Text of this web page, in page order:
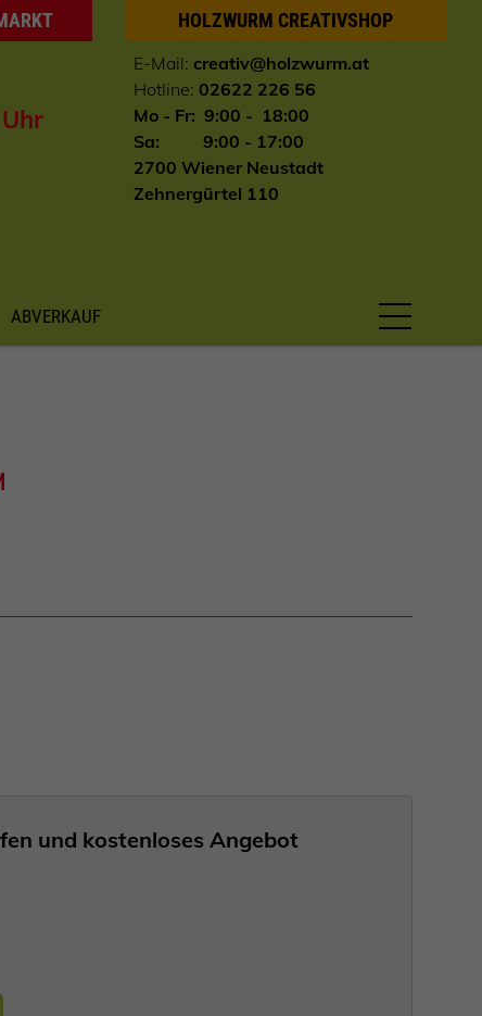
HOLZWURM CREATIVSHOP
E-Mail: creativ@holzwurm.at
Hotline: 02622 226 56
Mo - Fr: 9:00 - 18:00
Sa: 9:00 - 17:00
2700 Wiener Neustadt
Zehnergürtel 110
ABVERKAUF
und kostenloses Angebot